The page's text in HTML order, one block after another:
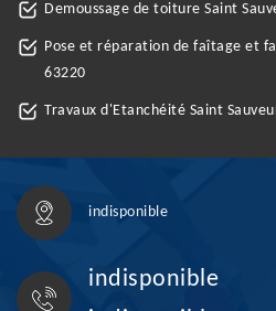
Demoussage de toiture Saint
Pose et réparation de faîtage et
63220
Travaux d'Etanchéité Saint
indisponible
indisponible